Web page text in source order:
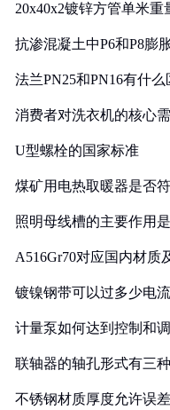
20x40x2镀锌方管单米
抗渗混凝土中P6和P8膨
法兰PN25和PN16有什么
消费者对洗衣机的核心
U型螺栓的国家标准
煤矿用电热取暖器是否
照明母线槽的主要作用
A516Gr70对应国内材质
镀镍钢带可以过多少电流
计量泵如何达到控制和
联轴器的轴孔形式有三
不锈钢材质厚度允许误